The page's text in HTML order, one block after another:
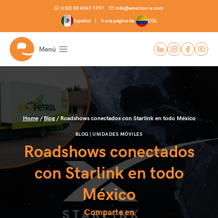
(+52) 55 4341 1797 info@emotion-a.com
Español | Ir a la página de COL
Menú
Home / Blog / Roadshows conectados con Starlink en todo México
BLOG |UNIDADES MÓVILES
Roadshows conectados
con Starlink en todo
México
Comparte en